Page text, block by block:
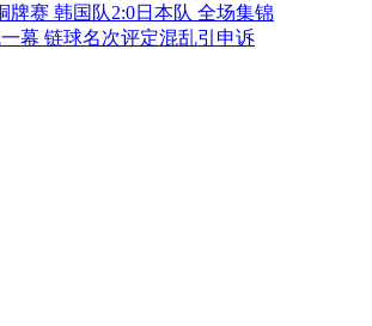
牌赛 韩国队2:0日本队 全场集锦
幕 链球名次评定混乱引申诉